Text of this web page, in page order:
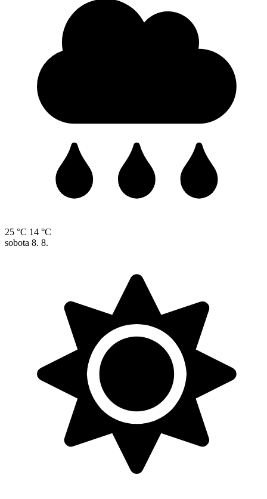
25 °C 14 °C
sobota 8. 8.